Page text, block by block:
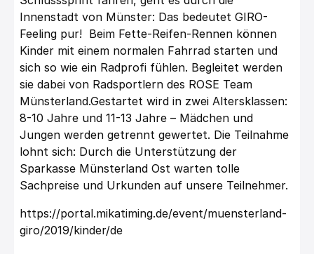
Innenstadt von Münster: Das bedeutet GIRO-
Feeling pur! Beim Fette-Reifen-Rennen können
Kinder mit einem normalen Fahrrad starten und
sich so wie ein Radprofi fühlen. Begleitet werden
sie dabei von Radsportlern des ROSE Team
Münsterland.Gestartet wird in zwei Altersklassen:
8-10 Jahre und 11-13 Jahre – Mädchen und
Jungen werden getrennt gewertet. Die Teilnahme
lohnt sich: Durch die Unterstützung der
Sparkasse Münsterland Ost warten tolle
Sachpreise und Urkunden auf unsere Teilnehmer.
https://portal.mikatiming.de/event/muensterland-
giro/2019/kinder/de